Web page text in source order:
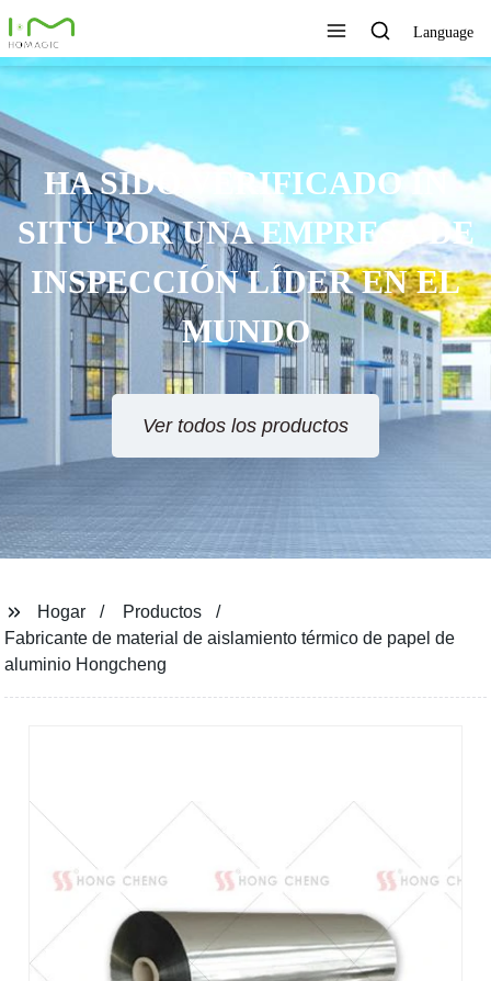
Language
Hogar
Productos
Fabricante de material de aislamiento térmico de papel de
aluminio Hongcheng